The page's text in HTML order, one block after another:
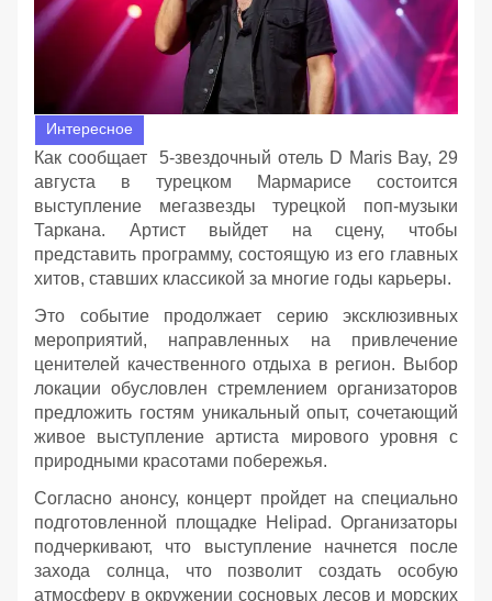
Интересное
Как сообщает 5-звездочный отель D Maris Bay, 29
августа в турецком Мармарисе состоится
выступление мегазвезды турецкой поп-музыки
Таркана. Артист выйдет на сцену, чтобы
представить программу, состоящую из его главных
хитов, ставших классикой за многие годы карьеры.
Это событие продолжает серию эксклюзивных
мероприятий, направленных на привлечение
ценителей качественного отдыха в регион. Выбор
локации обусловлен стремлением организаторов
предложить гостям уникальный опыт, сочетающий
живое выступление артиста мирового уровня с
природными красотами побережья.
Согласно анонсу, концерт пройдет на специально
подготовленной площадке Helipad. Организаторы
подчеркивают, что выступление начнется после
захода солнца, что позволит создать особую
атмосферу в окружении сосновых лесов и морских